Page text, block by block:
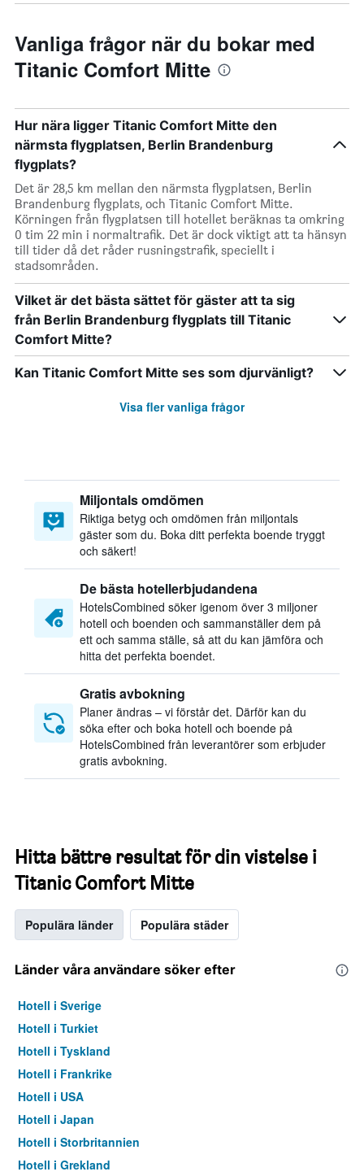
Vanliga frågor när du bokar med
Titanic Comfort Mitte
Hur nära ligger Titanic Comfort Mitte den
närmsta flygplatsen, Berlin Brandenburg
flygplats?
Det är 28,5 km mellan den närmsta flygplatsen, Berlin
Brandenburg flygplats, och Titanic Comfort Mitte.
Körningen från flygplatsen till hotellet beräknas ta omkring
0 tim 22 min i normaltrafik. Det är dock viktigt att ta hänsyn
till tider då det råder rusningstrafik, speciellt i
stadsområden.
Vilket är det bästa sättet för gäster att ta sig
från Berlin Brandenburg flygplats till Titanic
Comfort Mitte?
Kan Titanic Comfort Mitte ses som djurvänligt?
Visa fler vanliga frågor
Miljontals omdömen
Riktiga betyg och omdömen från miljontals
gäster som du. Boka ditt perfekta boende tryggt
och säkert!
De bästa hotellerbjudandena
HotelsCombined söker igenom över 3 miljoner
hotell och boenden och sammanställer dem på
ett och samma ställe, så att du kan jämföra och
hitta det perfekta boendet.
Gratis avbokning
Planer ändras – vi förstår det. Därför kan du
söka efter och boka hotell och boende på
HotelsCombined från leverantörer som erbjuder
gratis avbokning.
Hitta bättre resultat för din vistelse i
Titanic Comfort Mitte
Populära länder Populära städer
Länder våra användare söker efter
Hotell i Sverige
Hotell i Turkiet
Hotell i Tyskland
Hotell i Frankrike
Hotell i USA
Hotell i Japan
Hotell i Storbritannien
Hotell i Grekland